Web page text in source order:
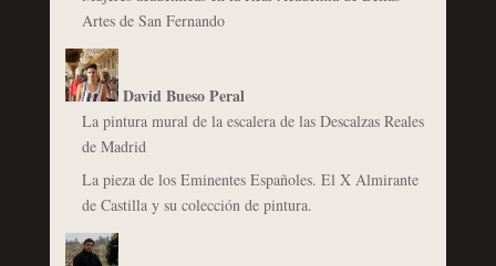
Artes de San Fernando
David Bueso Peral
La pintura mural de la escalera de las Descalzas Reales
de Madrid
La pieza de los Eminentes Españoles. El X Almirante
de Castilla y su colección de pintura.